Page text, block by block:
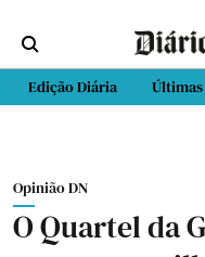
Edição Diária Últimas
Opinião DN
O Quartel da